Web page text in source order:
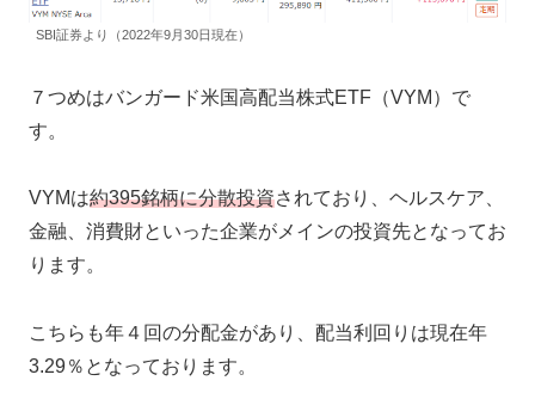
SBI証券より（2022年9月30日現在）
７つめはバンガード米国高配当株式ETF（VYM）で
す。
VYMは約395銘柄に分散投資されており、ヘルスケア、
金融、消費財といった企業がメインの投資先となってお
ります。
こちらも年４回の分配金があり、配当利回りは現在年
3.29％となっております。